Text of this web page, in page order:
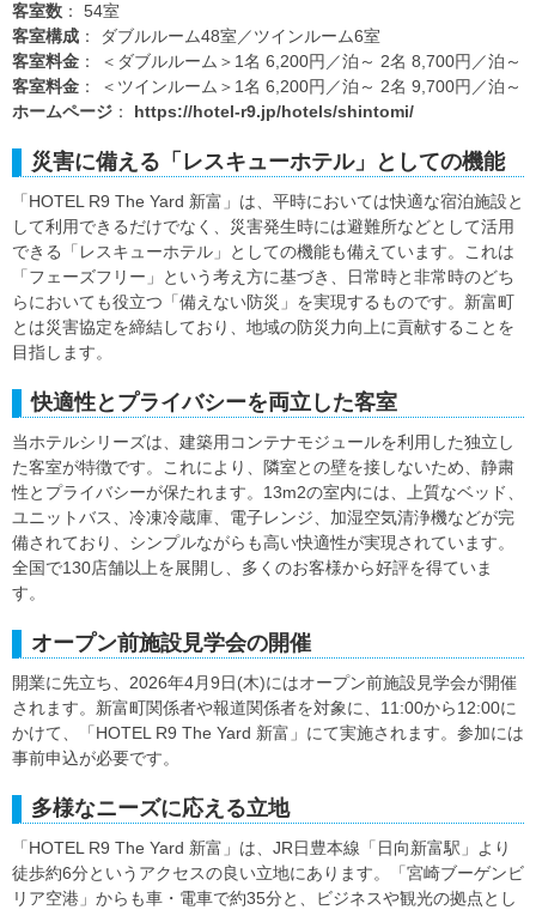
客室数 ： 54室
客室構成 ： ダブルルーム48室／ツインルーム6室
客室料金 ： ＜ダブルルーム＞1名 6,200円／泊～ 2名 8,700円／泊～
客室料金 ： ＜ツインルーム＞1名 6,200円／泊～ 2名 9,700円／泊～
ホームページ ： https://hotel-r9.jp/hotels/shintomi/
災害に備える「レスキューホテル」としての機能
「HOTEL R9 The Yard 新富」は、平時においては快適な宿泊施設と
して利用できるだけでなく、災害発生時には避難所などとして活用
できる「レスキューホテル」としての機能も備えています。これは
「フェーズフリー」という考え方に基づき、日常時と非常時のどち
らにおいても役立つ「備えない防災」を実現するものです。新富町
とは災害協定を締結しており、地域の防災力向上に貢献することを
目指します。
快適性とプライバシーを両立した客室
当ホテルシリーズは、建築用コンテナモジュールを利用した独立し
た客室が特徴です。これにより、隣室との壁を接しないため、静粛
性とプライバシーが保たれます。13m2の室内には、上質なベッド、
ユニットバス、冷凍冷蔵庫、電子レンジ、加湿空気清浄機などが完
備されており、シンプルながらも高い快適性が実現されています。
全国で130店舗以上を展開し、多くのお客様から好評を得ていま
す。
オープン前施設見学会の開催
開業に先立ち、2026年4月9日(木)にはオープン前施設見学会が開催
されます。新富町関係者や報道関係者を対象に、11:00から12:00に
かけて、「HOTEL R9 The Yard 新富」にて実施されます。参加には
事前申込が必要です。
多様なニーズに応える立地
「HOTEL R9 The Yard 新富」は、JR日豊本線「日向新富駅」より
徒歩約6分というアクセスの良い立地にあります。「宮崎ブーゲンビ
リア空港」からも車・電車で約35分と、ビジネスや観光の拠点とし